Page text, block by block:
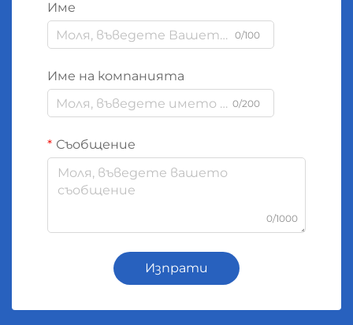
Име
0/100
Име на компанията
0/200
Съобщение
0/1000
Изпрати